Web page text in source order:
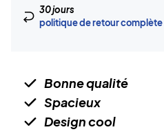
30 jours
politique de retour complète
Bonne qualité
Spacieux
Design cool